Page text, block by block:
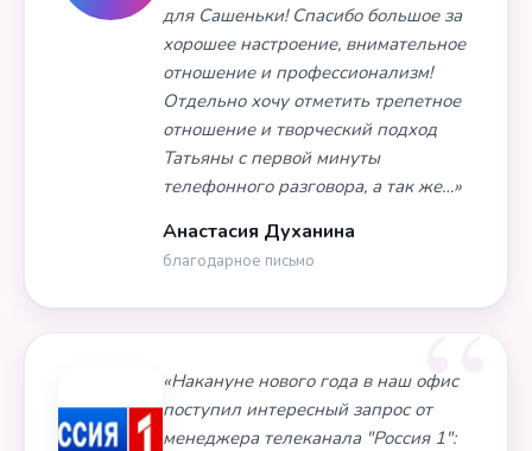
для Сашеньки! Спасибо большое за
хорошее настроение, внимательное
отношение и профессионализм!
Отдельно хочу отметить трепетное
отношение и творческий подход
Татьяны с первой минуты
телефонного разговора, а так же…»
Анастасия Духанина
благодарное письмо
«Накануне нового года в наш офис
поступил интересный запрос от
менеджера телеканала "Россия 1":